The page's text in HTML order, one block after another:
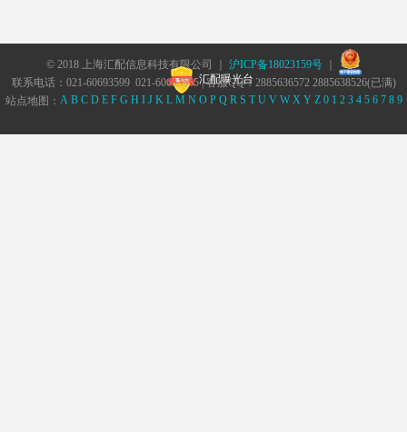
© 2018 上海汇配信息科技有限公司 ｜ 沪ICP备18023159号｜
汇配曝光台
联系电话：021-60693599 021-60693555 | 客服QQ：2885636572 2885638526(已满)
站点地图： A B C D E F G H I J K L M N O P Q R S T U V W X Y Z 0 1 2 3 4 5 6 7 8 9